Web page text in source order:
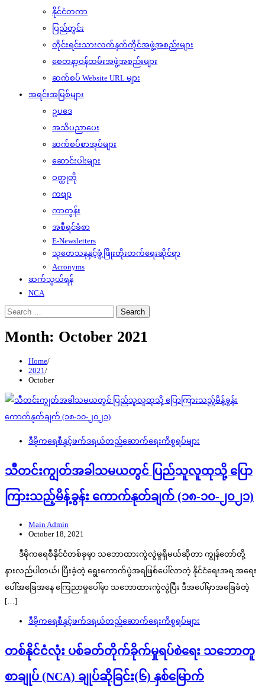
နိုင်ငံတကာ
ပြည်တွင်း
တိုင်းရင်းသားလက်နက်ကိုင်အဖွဲ့အစည်းများ
စေတနာ့ဝန်ထမ်းအဖွဲ့အစည်းများ
ဆက်စပ် Website URL များ
အရင်းအမြစ်များ
ဥပဒေ
အသိပညာပေး
ဆက်စပ်စာအုပ်များ
ဆောင်းပါးများ
ဝတ္ထုတို
ကဗျာ
ကာတွန်း
အစီရင်ခံစာ
E-Newsletters
သုတေသနနှင့်ဖွံ့ဖြိုးတိုးတက်ရေးဆိုင်ရာ
Acronyms
ဆက်သွယ်ရန်
NCA
Search
for:
Month: October 2021
Home
2021
October
ဒီမိုကရေစီနှင့်ဖက်ဒရယ်တည်ဆောက်‌ရေးကိစ္စရပ်များ
သီတင်းကျွတ်အခါသမယတွင် ပြည်သူလူထုသို့ ပြော
ကြားသည့်မိန့်ခွန်း ကောက်နုတ်ချက် (၁၈-၁၀-၂၀၂၁)
Main Admin
October 18, 2021
ဒီမိုကရေစီနိုင်ငံတစ်ခုမှာ သဘောထားကွဲလွဲမှုရှိမယ်ဆိုတာ ကျွန်တော်တို့
နားလည်ပါတယ်၊ ပြီးခဲ့တဲ့ ရွေးကောက်ပွဲအရဖြစ်ပေါ်လာတဲ့ နိုင်ငံရေးအရ အရေး
ပေါ်အခြေအနေ ကြေညာမှုပေါ်မှာ သဘောထားကွဲလွဲပြီး ဒီအပေါ်မှာအခြေခံတဲ့
[…]
ဒီမိုကရေစီနှင့်ဖက်ဒရယ်တည်ဆောက်‌ရေးကိစ္စရပ်များ
တစ်နိုင်ငံလုံး ပစ်ခတ်တိုက်ခိုက်မှုရပ်စဲရေး သဘောတူ
စာချုပ် (NCA) ချုပ်ဆိုခြင်း(၆) နှစ်မြောက်